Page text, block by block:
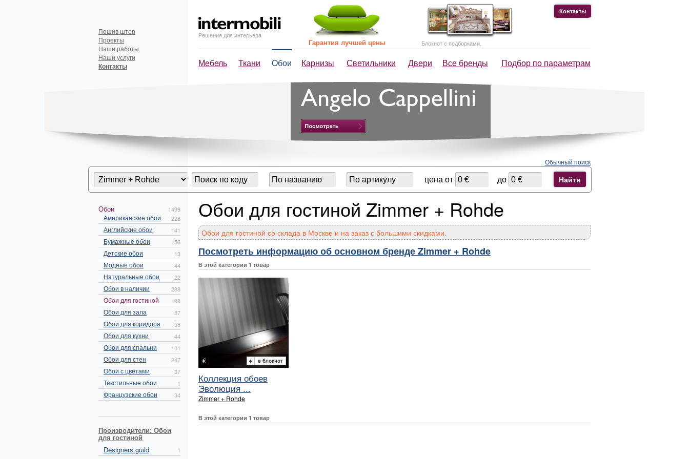
Решения для интерьера
Мебель Ткани Обои Карнизы Светильники Двери Все бренды Подбор по параметрам
Пошив штор
Проекты
Наши работы
Наши услуги
Контакты
Контакты
Гарантия лучшей цены Блокнот с подборками.
Обычный поиск
цена от до Найти
Обои 1499
Американские обои 228
Английские обои 141
Бумажные обои 56
Детские обои 13
Модные обои 44
Натуральные обои 22
Обои в наличии 288
Обои для гостиной 98
Обои для зала 87
Обои для коридора 58
Обои для кухни 44
Обои для спальни 101
Обои для стен 247
Обои с цветами 37
Текстильные обои 1
Французские обои 34
Производители: Обои
для гостиной
Designers guild
1
Обои для гостиной Zimmer + Rohde
Обои для гостиной со склада в Москве и на заказ с большими скидками.
Посмотреть информацию об основном бренде Zimmer + Rohde
В этой категории 1 товар
€
Коллекция обоев
Эволюция ...
Zimmer + Rohde
В этой категории 1 товар